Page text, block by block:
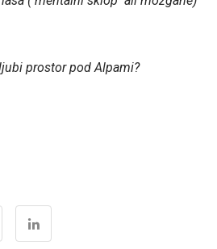
prostor pod Alpami?